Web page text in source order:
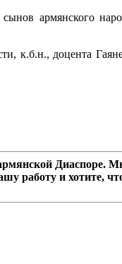
сынов армянского
к.б.н., доцента
Диаспоре.
работу и хотите,